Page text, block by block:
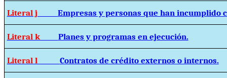
Literal j Empresas y personas que han incumplido
Literal k Planes y programas en ejecución.
Literal l Contratos de crédito externos o internos.